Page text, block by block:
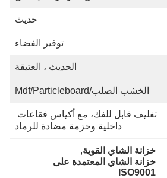
حديث
توفير الفضاء
الحديث ، العتيقة
الخشب الصلب/mdf/particleboard
تغليف قابل للفك، مع أكياس فقاعات
داخلية وحزمة مضادة للرماد
خزانة الشاي القوية,
خزانة الشاي المعتمدة على
ISO9001